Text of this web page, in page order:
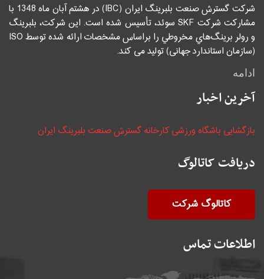
شرکت گسترش صنعت بلبرینگ ایران (IBC) در هشتم آبان ماه 1348 با
مشاركت شركت SKF سوئد، تأسيس شده است. اين شركت، بلبرينگ
و رولر برينگ‌هاي مخروطي را براساس مشخصات ارائه شده توسط ISO
(سازمان استاندارد جهانی) توليد می كند.
ادامه
آخرین اخبار
بازگشایی باشگاه ورزشی کارخانه گسترش صنعت بلبرینگ ایران
دریافت کاتالوگ
کاتالوگ شرکت
اطلاعات تماس